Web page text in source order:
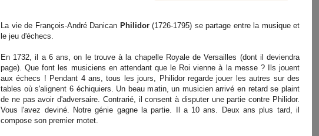
La vie de François-André Danican Philidor(1726-1795) se partage entre la musique et
le jeu d'échecs.
En 1732, il a 6 ans, on le trouve à la chapelle Royale de Versailles (dont il deviendra
page). Que font les musiciens en attendant que le Roi vienne à la messe ? Ils jouent
aux échecs ! Pendant 4 ans, tous les jours, Philidor regarde jouer les autres sur des
tables où s'alignent 6 échiquiers. Un beau matin, un musicien arrivé en retard se plaint
de ne pas avoir d'adversaire. Contrarié, il consent à disputer une partie contre Philidor.
Vous l'avez deviné. Notre génie gagne la partie. Il a 10 ans. Deux ans plus tard, il
compose son premier motet.